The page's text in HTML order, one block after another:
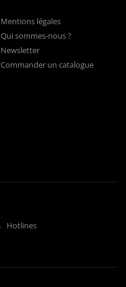
Mentions légales
Qui sommes-nous ?
Newsletter
Commander un catalogue
Hotlines